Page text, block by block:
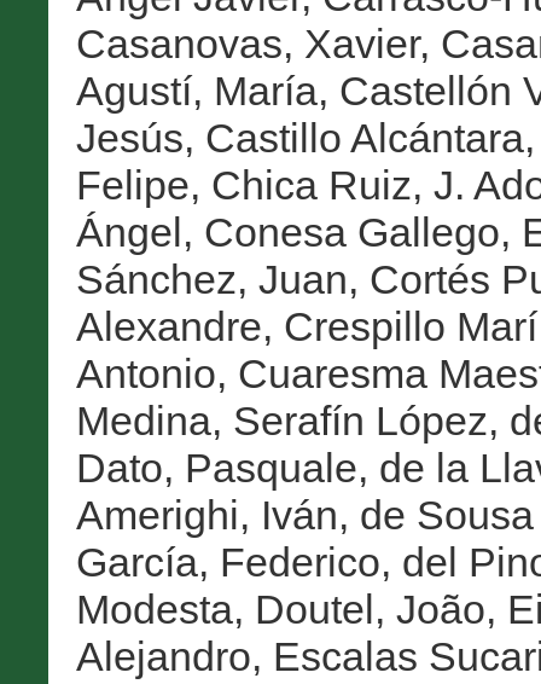
Casanovas, Xavier,
Agustí, María, Castellón
Jesús, Castillo
Felipe, Chica Ruiz, J.
Ángel, Conesa Gallego,
Sánchez, Juan, Cortés
Alexandre, Crespillo
Antonio, Cuaresma
Medina, Serafín López,
Dato, Pasquale, de la
Amerighi, Iván, de
García, Federico, del
Modesta, Doutel, João,
Alejandro, Escalas